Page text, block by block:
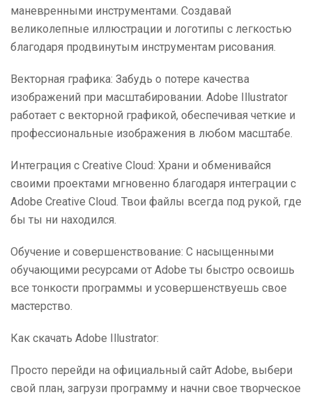
маневренными инструментами. Создавай
великолепные иллюстрации и логотипы с легкостью
благодаря продвинутым инструментам рисования.
Векторная графика: Забудь о потере качества
изображений при масштабировании. Adobe Illustrator
работает с векторной графикой, обеспечивая четкие и
профессиональные изображения в любом масштабе.
Интеграция с Creative Cloud: Храни и обменивайся
своими проектами мгновенно благодаря интеграции с
Adobe Creative Cloud. Твои файлы всегда под рукой, где
бы ты ни находился.
Обучение и совершенствование: С насыщенными
обучающими ресурсами от Adobe ты быстро освоишь
все тонкости программы и усовершенствуешь свое
мастерство.
Как скачать Adobe Illustrator:
Просто перейди на официальный сайт Adobe, выбери
свой план, загрузи программу и начни свое творческое